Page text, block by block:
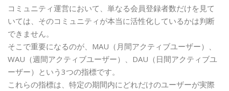
コミュニティ運営において、単なる会員登録者数だけを見て
いては、そのコミュニティが本当に活性化しているかは判断
できません。
そこで重要になるのが、MAU（月間アクティブユーザー）、
WAU（週間アクティブユーザー）、DAU（日間アクティブユ
ーザー）という3つの指標です。
これらの指標は、特定の期間内にどれだけのユーザーが実際